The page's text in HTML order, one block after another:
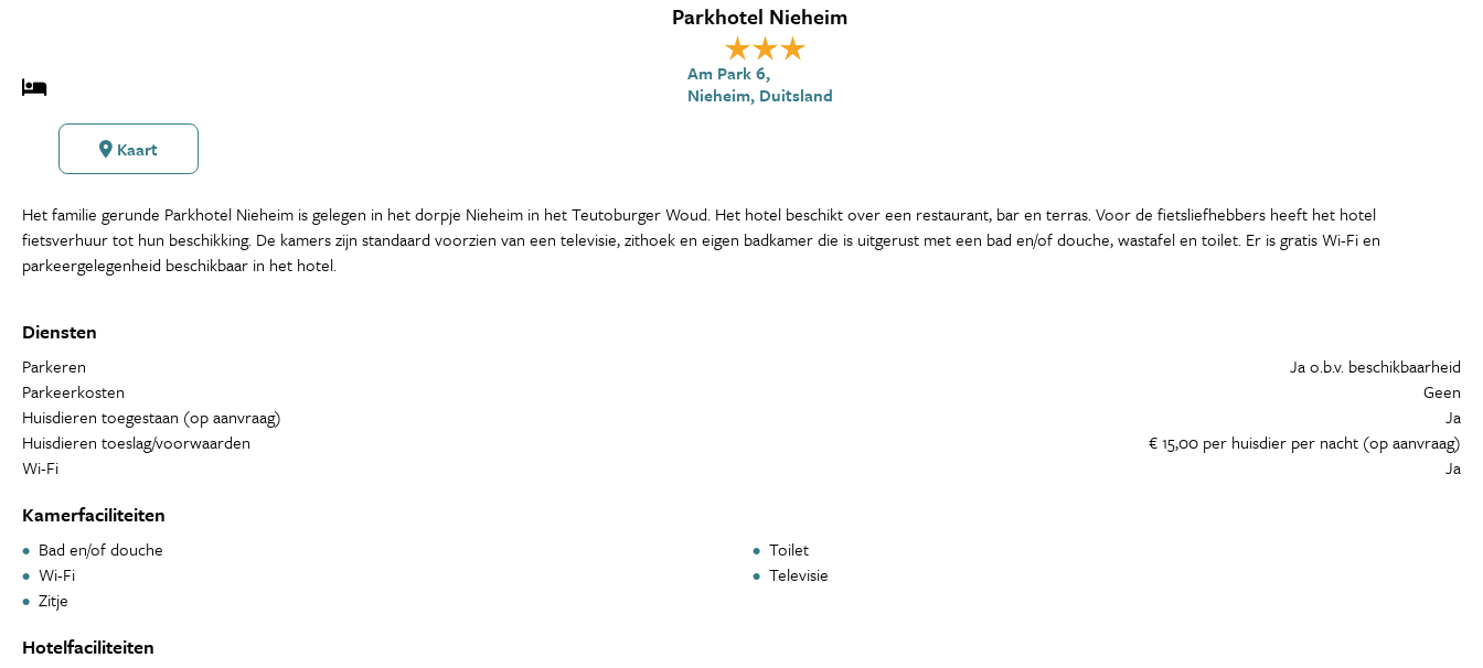
Parkhotel Nieheim
Am Park 6,
Nieheim, Duitsland
Kaart
Het familie gerunde Parkhotel Nieheim is gelegen in het dorpje Nieheim in het Teutoburger Woud. Het hotel beschikt over een restaurant, bar en terras. Voor de fietsliefhebbers heeft het hotel
fietsverhuur tot hun beschikking. De kamers zijn standaard voorzien van een televisie, zithoek en eigen badkamer die is uitgerust met een bad en/of douche, wastafel en toilet. Er is gratis Wi-Fi en
parkeergelegenheid beschikbaar in het hotel.
Diensten
Parkeren
Ja o.b.v. beschikbaarheid
Parkeerkosten
Geen
Huisdieren toegestaan (op aanvraag)
Ja
Huisdieren toeslag/voorwaarden
€ 15,00 per huisdier per nacht (op aanvraag)
Wi-Fi
Ja
Kamerfaciliteiten
Bad en/of douche
Toilet
Wi-Fi
Televisie
Zitje
Hotelfaciliteiten